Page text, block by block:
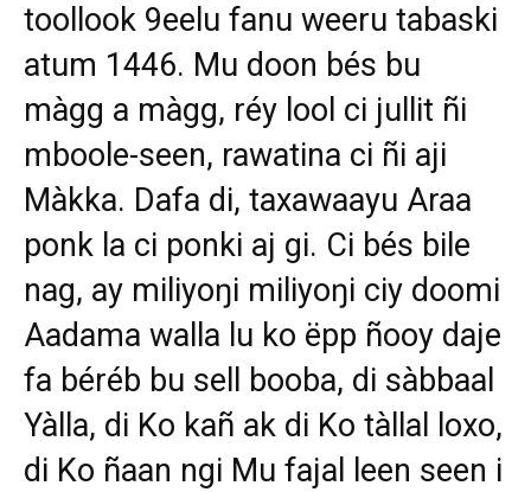
toollook 9eelu fanu weeru tabaski
atum 1446. Mu doon bés bu
màgg a màgg, réy lool ci jullit ñi
mboole-seen, rawatina ci ñi aji
Màkka. Dafa di, taxawaayu Araa
ponk la ci ponki aj gi. Ci bés bile
nag, ay miliyoŋi miliyoŋi ciy doomi
Aadama walla lu ko ëpp ñooy daje
fa béréb bu sell booba, di sàbbaal
Yàlla, di Ko kañ ak di Ko tàllal loxo,
di Ko ñaan ngi Mu fajal leen seen i